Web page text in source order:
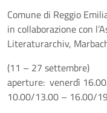
Comune di Reggio
in collaborazione con
Literaturarchiv,
(11 – 27 settembre)
aperture: venerdì
10.00/13.00 – 16.00/